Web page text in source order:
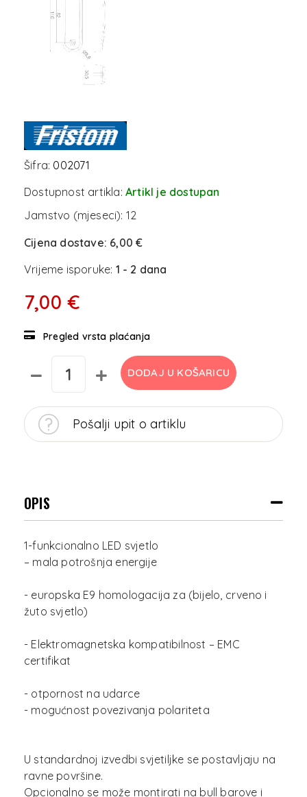
Šifra: 002071
Dostupnost artikla: Artikl je dostupan
Jamstvo (mjeseci): 12
Cijena dostave: 6,00 €
Vrijeme isporuke: 1 - 2 dana
7,00 €
Pregled vrsta plaćanja
DODAJ U KOŠARICU
Pošalji upit o artiklu
OPIS
1-funkcionalno LED svjetlo
– mala potrošnja energije
- europska E9 homologacija za (bijelo, crveno i
žuto svjetlo)
- Elektromagnetska kompatibilnost – EMC
certifikat
- otpornost na udarce
- mogućnost povezivanja polariteta
U standardnoj izvedbi svjetiljke se postavljaju na
ravne površine.
Opcionalno se može montirati na bull barove i